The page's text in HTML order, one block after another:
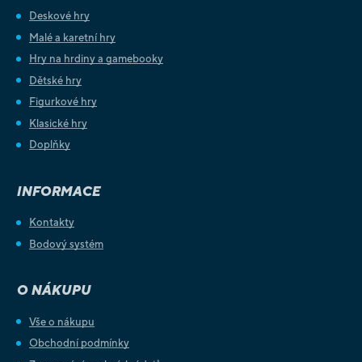
Deskové hry
Malé a karetní hry
Hry na hrdiny a gamebooky
Dětské hry
Figurkové hry
Klasické hry
Doplňky
INFORMACE
Kontakty
Bodový systém
O NÁKUPU
Vše o nákupu
Obchodní podmínky